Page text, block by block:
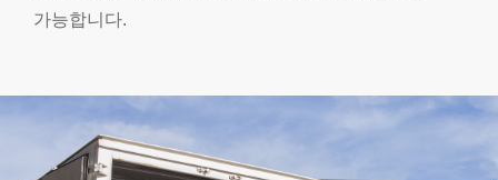
가능합니다.